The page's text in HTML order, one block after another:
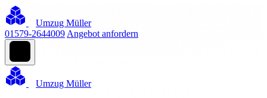
Umzug Müller
01579-2644009 Angebot anfordern
Umzug Müller